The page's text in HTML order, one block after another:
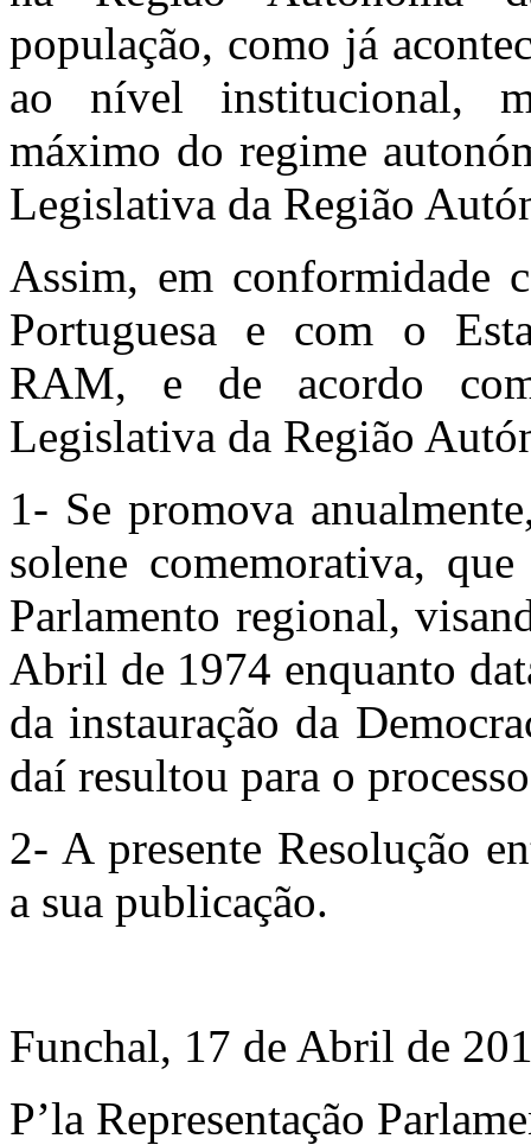
população, como já
ao nível institucional,
máximo do regime
Legislativa da Região
Assim, em conformidade
Portuguesa e com o
RAM, e de acordo
Legislativa da Região
1- Se promova
solene comemorativa,
Parlamento regional,
Abril de 1974 enquanto
da instauração da
daí resultou para o
2- A presente Resolução
a sua publicação.
Funchal, 17 de Abril de
P’la Representação